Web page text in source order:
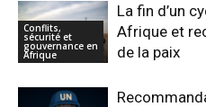
Conflits,
sécurité et
gouvernance en
Afrique
La fin d’un
Afrique et
de la paix